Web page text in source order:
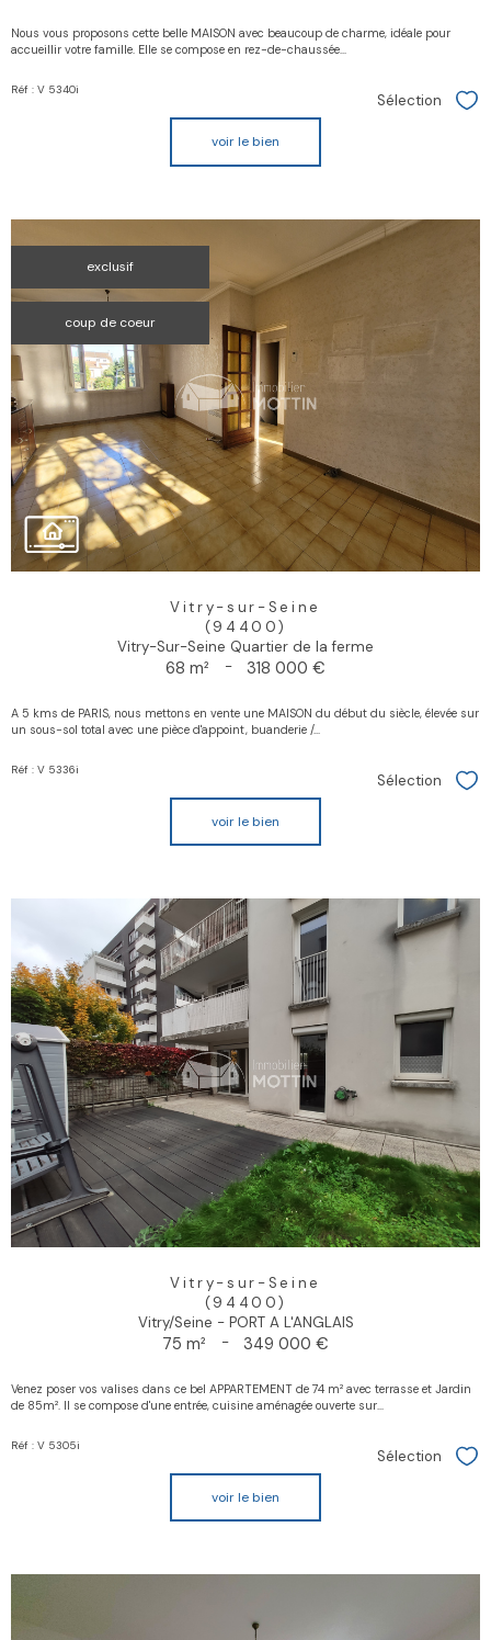
Nous vous proposons cette belle MAISON avec beaucoup de charme, idéale pour
accueillir votre famille. Elle se compose en rez-de-chaussée...
Réf : V 5340i
Sélection
voir le bien
exclusif
coup de coeur
Vitry-sur-Seine
(94400)
Vitry-Sur-Seine Quartier de la ferme
68 m² - 318 000 €
A 5 kms de PARIS, nous mettons en vente une MAISON du début du siècle, élevée sur
un sous-sol total avec une pièce d'appoint, buanderie /...
Réf : V 5336i
Sélection
voir le bien
Vitry-sur-Seine
(94400)
Vitry/Seine - PORT A L'ANGLAIS
75 m² - 349 000 €
Venez poser vos valises dans ce bel APPARTEMENT de 74 m² avec terrasse et Jardin
de 85m². Il se compose d'une entrée, cuisine aménagée ouverte sur...
Réf : V 5305i
Sélection
voir le bien